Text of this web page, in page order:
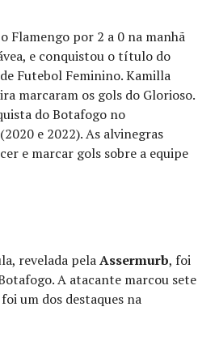
Flamengo por 2 a 0 na manhã
e conquistou o título do
Futebol Feminino. Kamilla
marcaram os gols do Glorioso.
do Botafogo no
e 2022). As alvinegras
e marcar gols sobre a equipe
revelada pelaAssermurb, foi
A atacante marcou sete
um dos destaques na